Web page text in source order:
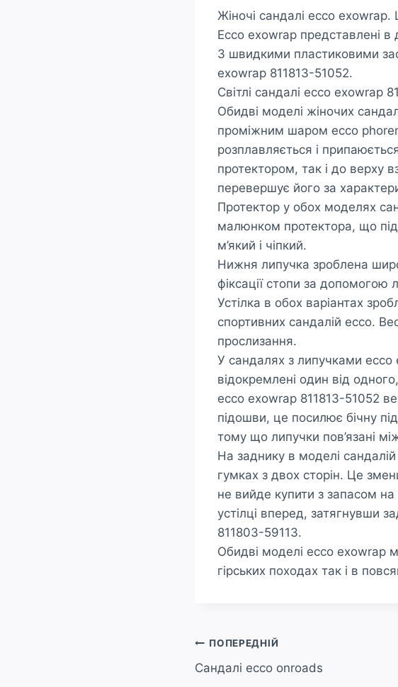
Жіночі сандалі ecco exowrap.
Ecco exowrap представлені в
З швидкими пластиковими
exowrap 811813-51052.
Світлі сандалі ecco exowrap
Обидві моделі жіночих
проміжним шаром ecco
розплавляється і
протектором, так і до верху
перевершує його за
Протектор у обох моделях
малюнком протектора, що
м’який і чіпкий.
Нижня липучка зроблена
фіксації стопи за допомогою
Устілка в обох варіантах
спортивних сандалій ecco.
прослизання.
У сандалях з липучками ecco
відокремлені один від
ecco exowrap 811813-51052
підошви, це посилює бічну
тому що липучки пов’язані
На заднику в моделі
гумках з двох сторін. Це
не вийде купити з запасом на
устілці вперед, затягнувши
811803-59113.
Обидві моделі ecco exowrap
гірських походах так і в
Навігація
записів
ПОПЕРЕДНІЙ
Сандалі ecco onroads